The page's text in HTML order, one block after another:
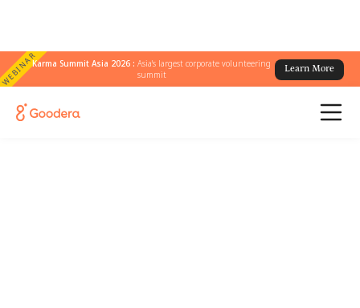
WEBINARKarma Summit Asia 2026 :Asia's largest corporate volunteering
summit
Learn More